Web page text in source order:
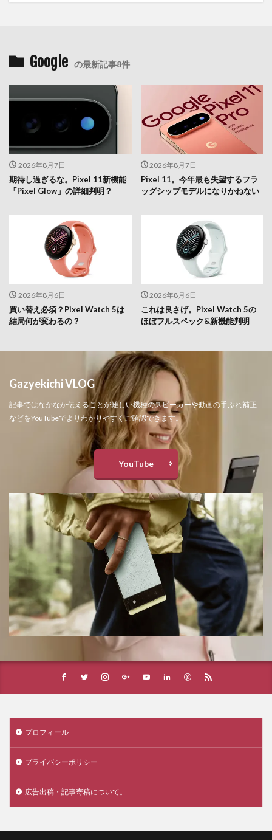
Google の最新記事8件
2026年8月7日
期待し過ぎるな。Pixel 11新機能
「Pixel Glow」の詳細判明？
2026年8月7日
Pixel 11。今年最も失望するフラ
ッグシップモデルになりかねない
2026年8月6日
買い替え必須？Pixel Watch 5は
結局何が変わるの？
2026年8月6日
これは良さげ。Pixel Watch 5の
ほぼフルスペック&新機能判明
Gazyekichi VLOG
記事ではなかなか伝えることが難しい機種のスピーカーや動画の手ぶれ補正
などをYouTubeでよりわかりやすくご確認できます。
YouTube
プロフィール
プライバシーポリシー
広告出稿・記事寄稿について。